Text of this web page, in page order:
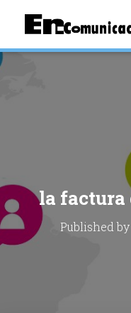
la factura
Published by